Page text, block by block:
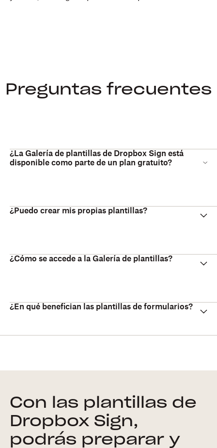
Preguntas frecuentes
¿La Galería de plantillas de Dropbox Sign está
disponible como parte de un plan gratuito?
¿Puedo crear mis propias plantillas?
¿Cómo se accede a la Galería de plantillas?
¿En qué benefician las plantillas de formularios?
Con las plantillas de
Dropbox Sign,
podrás preparar y